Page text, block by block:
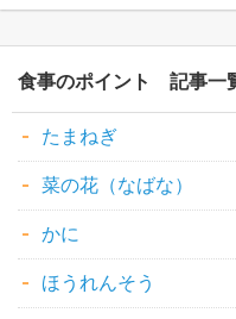
食事のポイント
たまねぎ
菜の花（なばな）
かに
ほうれんそう